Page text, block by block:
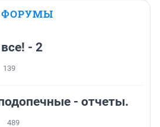
ФОРУМЫ
- 2
139
- отчеты.
489